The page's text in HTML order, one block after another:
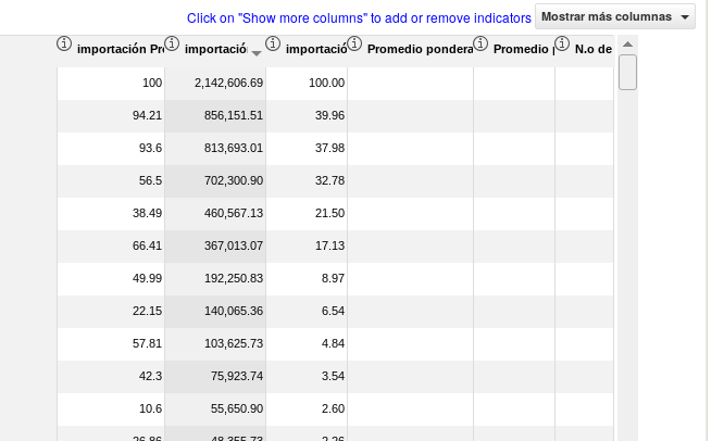
Click on "Show more columns" to add or remove indicators Mostrar más columnas
importación Proporción en el total de productos (%)
importación Valor del comercio (en miles de US$)
importación Proporción de asociados (%)
Promedio ponderado de aranceles efectivamente aplicados
Promedio ponderado de aranceles NMF
N.o de acuerdos
100 2,142,606.69 100.00
94.21 856,151.51 39.96
93.6 813,693.01 37.98
56.5 702,300.90 32.78
38.49 460,567.13 21.50
66.41 367,013.07 17.13
49.99 192,250.83 8.97
22.15 140,065.36 6.54
57.81 103,625.73 4.84
42.3 75,923.74 3.54
10.6 55,650.90 2.60